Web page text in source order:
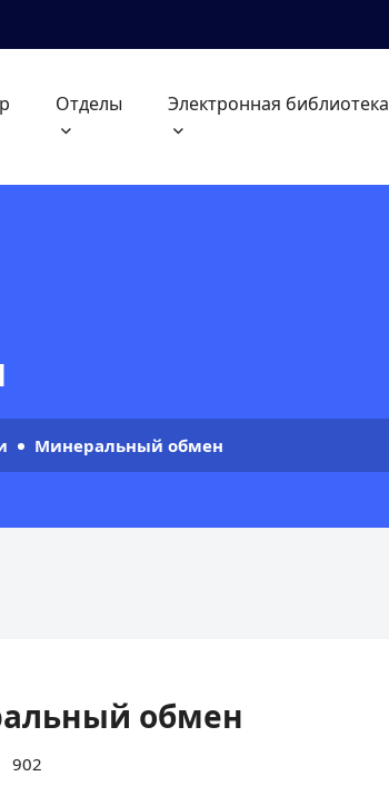
Отделы Электронная библиотека
Минеральный обмен
обмен
902